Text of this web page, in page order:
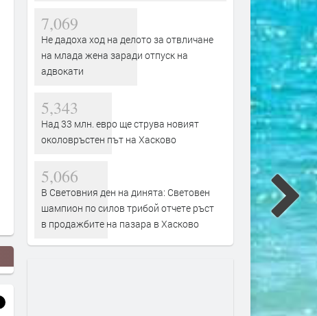
7,069
Не дадоха ход на делото за отвличане
на млада жена заради отпуск на
адвокати
5,343
Над 33 млн. евро ще струва новият
околовръстен път на Хасково
5,066
В Световния ден на динята: Световен
шампион по силов трибой отчете ръст
в продажбите на пазара в Хасково